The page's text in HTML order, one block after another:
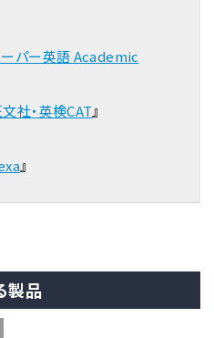
ーパー英語 Academic
社・英検CAT』
』
製品